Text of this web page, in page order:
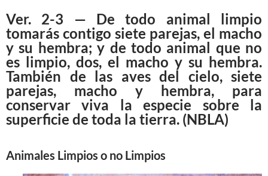
Ver. 2-3 — De todo animal limpio
tomarás contigo siete parejas, el macho
y su hembra; y de todo animal que no
es limpio, dos, el macho y su hembra.
También de las aves del cielo, siete
parejas, macho y hembra, para
conservar viva la especie sobre la
superficie de toda la tierra. (NBLA)
Animales Limpios o no Limpios